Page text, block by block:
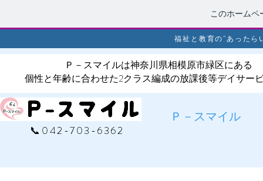
このホーム
福祉と教育の”あったら
​Ｐ－スマイルは神奈川県相模原市緑区にある
個性と年齢に合わせた2クラス編成の放課後等デイサー
📞042-703-6362
Ｐ－スマイル